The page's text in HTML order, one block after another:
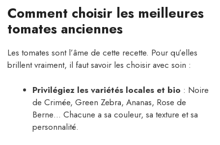
Comment choisir les meilleures
tomates anciennes
Les tomates sont l’âme de cette recette. Pour qu’elles
brillent vraiment, il faut savoir les choisir avec soin :
Privilégiez les variétés locales et bio : Noire
de Crimée, Green Zebra, Ananas, Rose de
Berne… Chacune a sa couleur, sa texture et sa
personnalité.